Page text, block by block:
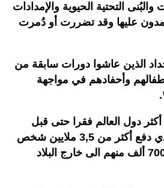
التحتية الحيوية والإمدادات
عليها وقد تضررت أو دُمرت
الذين عاشوا دورات سابقة من
وأحفادهم في مواجهة
دول العالم فقرا حتى قبل
اندلاع النزاع الحالي الذي دفع أكثر من 3,5 ملايين شخص
للنزوح، غادر أكثر من 700 ألف منهم الى خارج البلاد